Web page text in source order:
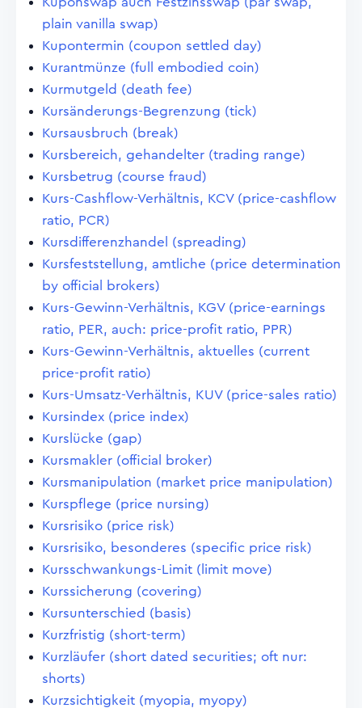
plain vanilla swap)
Kupontermin (coupon settled day)
Kurantmünze (full embodied coin)
Kurmutgeld (death fee)
Kursänderungs-Begrenzung (tick)
Kursausbruch (break)
Kursbereich, gehandelter (trading range)
Kursbetrug (course fraud)
Kurs-Cashflow-Verhältnis, KCV (price-cashflow
ratio, PCR)
Kursdifferenzhandel (spreading)
Kursfeststellung, amtliche (price determination
by official brokers)
Kurs-Gewinn-Verhältnis, KGV (price-earnings
ratio, PER, auch: price-profit ratio, PPR)
Kurs-Gewinn-Verhältnis, aktuelles (current
price-profit ratio)
Kurs-Umsatz-Verhältnis, KUV (price-sales ratio)
Kursindex (price index)
Kurslücke (gap)
Kursmakler (official broker)
Kursmanipulation (market price manipulation)
Kurspflege (price nursing)
Kursrisiko (price risk)
Kursrisiko, besonderes (specific price risk)
Kursschwankungs-Limit (limit move)
Kurssicherung (covering)
Kursunterschied (basis)
Kurzfristig (short-term)
Kurzläufer (short dated securities; oft nur:
shorts)
Kurzsichtigkeit (myopia, myopy)